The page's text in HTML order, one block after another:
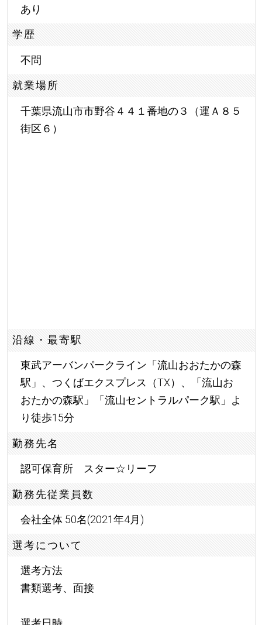
あり
学歴
不問
就業場所
千葉県流山市市野谷４４１番地の３（運Ａ８５
街区６）
沿線・最寄駅
東武アーバンパークライン「流山おおたかの森
駅」、つくばエクスプレス（TX）、「流山お
おたかの森駅」「流山セントラルパーク駅」よ
り徒歩15分
勤務先名
認可保育所 スター☆リーフ
勤務先従業員数
会社全体 50名(2021年4月)
選考について
選考方法
書類選考、面接